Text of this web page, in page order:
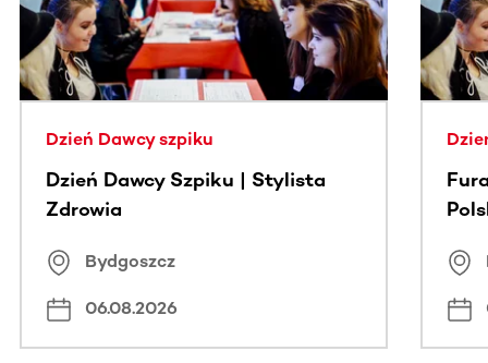
Dzień Dawcy szpiku
Dzień Dawcy Szpiku | Stylista
Zdrowia
Bydgoszcz
06.08.2026